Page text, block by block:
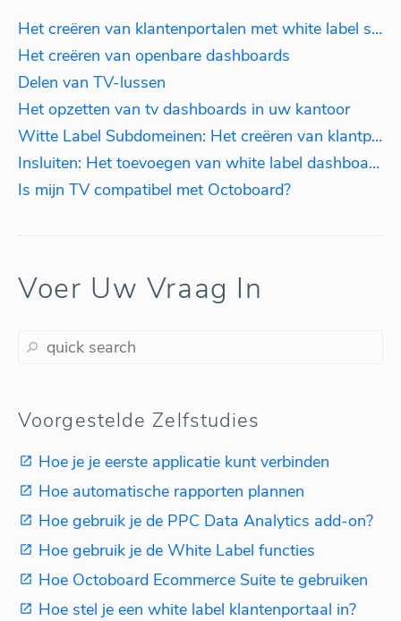
Het creëren van klantenportalen met white label subdomeinen
Het creëren van openbare dashboards
Delen van TV-lussen
Het opzetten van tv dashboards in uw kantoor
Witte Label Subdomeinen: Het creëren van klantportalen
Insluiten: Het toevoegen van white label dashboards aan uw website
Is mijn TV compatibel met Octoboard?
Voer Uw Vraag In
Voorgestelde Zelfstudies
Hoe je je eerste applicatie kunt verbinden
Hoe automatische rapporten plannen
Hoe gebruik je de PPC Data Analytics add-on?
Hoe gebruik je de White Label functies
Hoe Octoboard Ecommerce Suite te gebruiken
Hoe stel je een white label klantenportaal in?